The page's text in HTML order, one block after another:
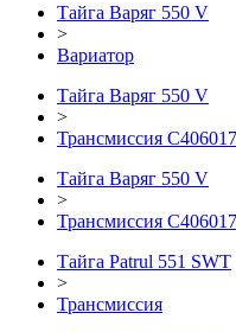
Тайга Варяг 550 V
>
Вариатор
Тайга Варяг 550 V
>
Трансмиссия
Тайга Варяг 550 V
>
Трансмиссия
Тайга Patrul 551 SWT
>
Трансмиссия